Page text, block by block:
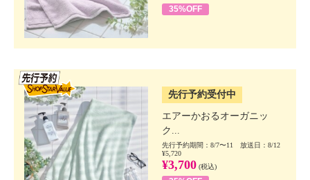
35%OFF
先行予約受付中
エアーかおるオーガニッ
ク...
先行予約期間：8/7〜11 放送日：8/12
¥5,720
¥3,700 (税込)